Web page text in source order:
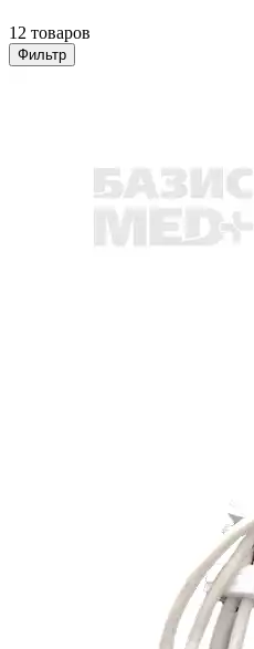
12 товаров
Фильтр